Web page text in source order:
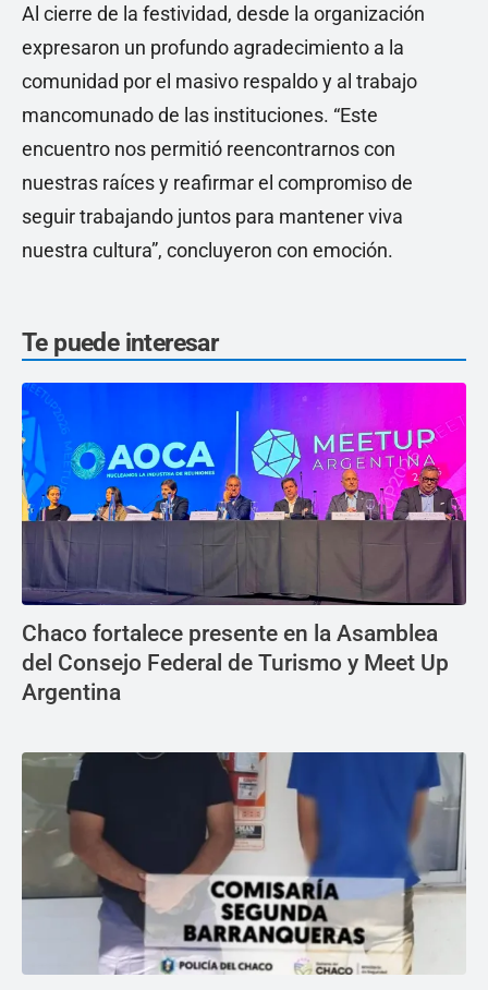
Al cierre de la festividad, desde la organización
expresaron un profundo agradecimiento a la
comunidad por el masivo respaldo y al trabajo
mancomunado de las instituciones. “Este
encuentro nos permitió reencontrarnos con
nuestras raíces y reafirmar el compromiso de
seguir trabajando juntos para mantener viva
nuestra cultura”, concluyeron con emoción.
Te puede interesar
Chaco fortalece presente en la Asamblea
del Consejo Federal de Turismo y Meet Up
Argentina